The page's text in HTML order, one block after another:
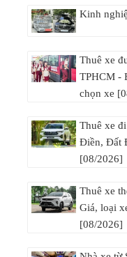
Kinh
Thuê xe
TPHCM -
chọn xe
Thuê xe
Điền, Đất
[08/2026]
Thuê xe
Giá, loại
[08/2026]